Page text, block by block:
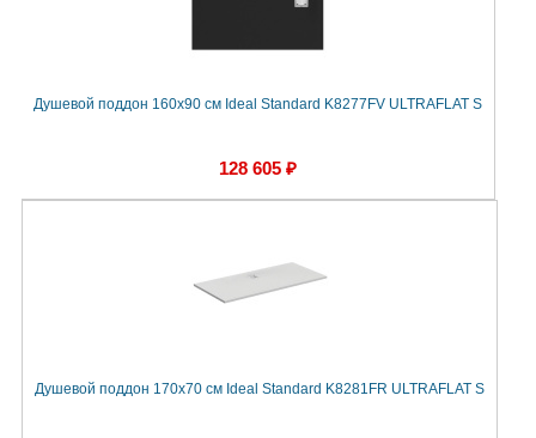
Душевой поддон 160х90 см Ideal Standard K8277FV ULTRAFLAT S
128 605 ₽
Душевой поддон 170х70 см Ideal Standard K8281FR ULTRAFLAT S